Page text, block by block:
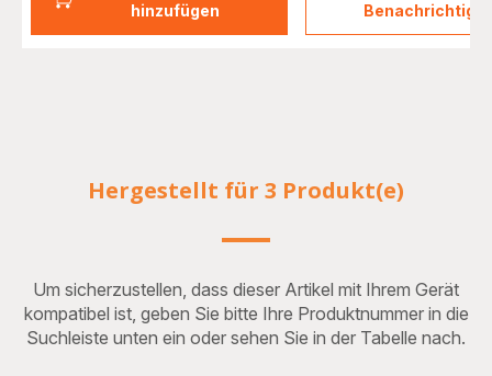
hinzufügen
Hergestellt für 3 Produkt(e)
Um sicherzustellen, dass dieser Artikel mit Ihrem Gerät
kompatibel ist, geben Sie bitte Ihre Produktnummer in die
Suchleiste unten ein oder sehen Sie in der Tabelle nach.